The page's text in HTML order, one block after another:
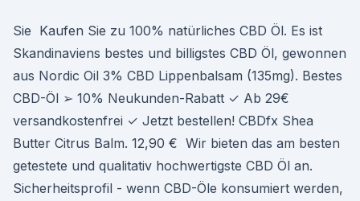
Sie Kaufen Sie zu 100% natürliches CBD Öl. Es ist
Skandinaviens bestes und billigstes CBD Öl, gewonnen
aus Nordic Oil 3% CBD Lippenbalsam (135mg). Bestes
CBD-Öl ➢ 10% Neukunden-Rabatt ✓ Ab 29€
versandkostenfrei ✓ Jetzt bestellen! CBDfx Shea
Butter Citrus Balm. 12,90 € Wir bieten das am besten
getestete und qualitativ hochwertigste CBD Öl an.
Sicherheitsprofil - wenn CBD-Öle konsumiert werden,